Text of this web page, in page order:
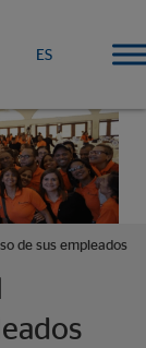
ES
de sus empleados